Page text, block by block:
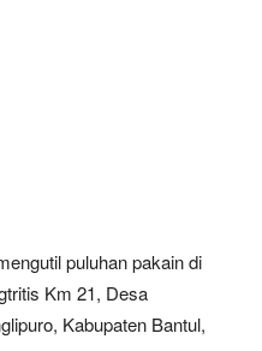
puluhan pakain di
Km 21, Desa
Kabupaten Bantul,